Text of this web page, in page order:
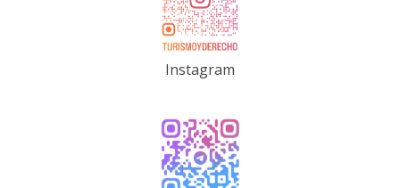
Instagram